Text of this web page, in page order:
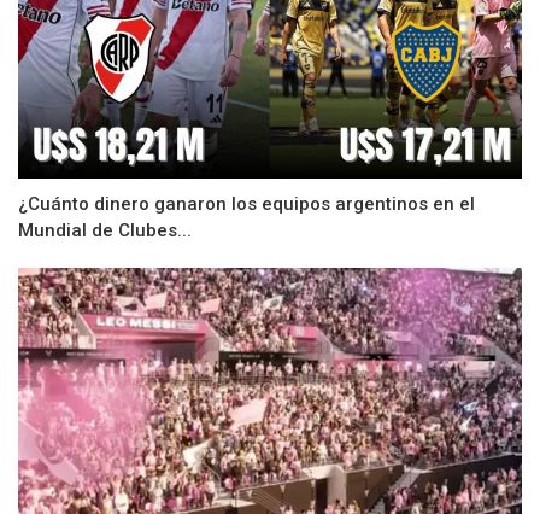
¿Cuánto dinero ganaron los equipos argentinos en el
Mundial de Clubes...